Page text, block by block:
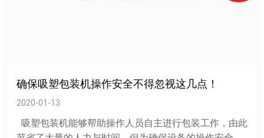
确保吸塑包装机操作安全不得忽视这几点！
2020-01-13
吸塑包装机能够帮助操作人员自主进行包装工作，由此